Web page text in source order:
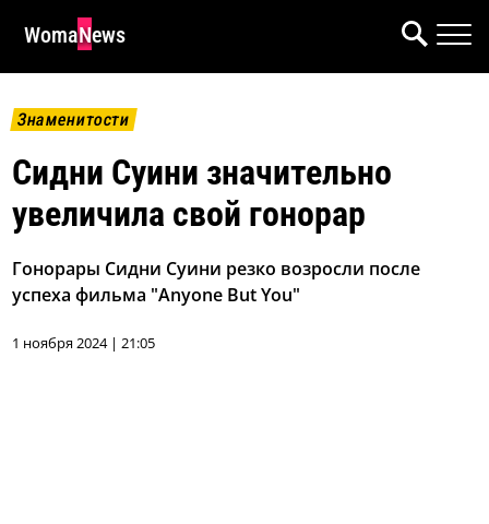
WomaNews
Знаменитости
Сидни Суини значительно
увеличила свой гонорар
Гонорары Сидни Суини резко возросли после
успеха фильма "Anyone But You"
1 ноября 2024 | 21:05